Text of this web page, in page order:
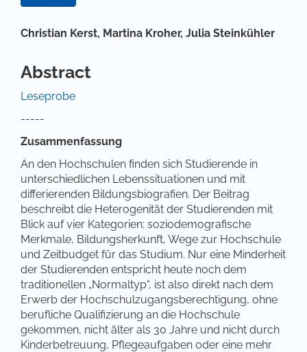
Hauptsächlicher Artikelinhalt
Christian Kerst, Martina Kroher, Julia Steinkühler
Abstract
Leseprobe
-----
Zusammenfassung
An den Hochschulen finden sich Studierende in
unterschiedlichen Lebenssituationen und mit
differierenden Bildungsbiografien. Der Beitrag
beschreibt die Heterogenität der Studierenden mit
Blick auf vier Kategorien: soziodemografische
Merkmale, Bildungsherkunft, Wege zur Hochschule
und Zeitbudget für das Studium. Nur eine Minderheit
der Studierenden entspricht heute noch dem
traditionellen „Normaltyp“, ist also direkt nach dem
Erwerb der Hochschulzugangsberechtigung, ohne
berufliche Qualifizierung an die Hochschule
gekommen, nicht älter als 30 Jahre und nicht durch
Kinderbetreuung, Pflegeaufgaben oder eine mehr